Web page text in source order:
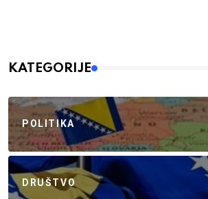
KATEGORIJE
POLITIKA
DRUŠTVO